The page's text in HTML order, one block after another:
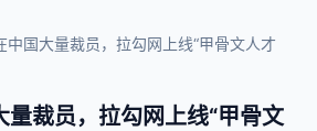
中国大量裁员，拉勾网上线“甲骨文人才
量裁员，拉勾网上线“甲骨文